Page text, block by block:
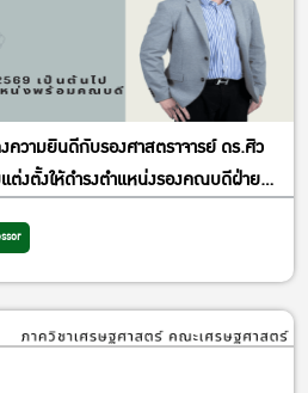
ความยินดีกับรองศาสตราจารย์ ดร.ศิว
ต่งตั้งให้ดำรงตำแหน่งรองคณบดีฝ่าย